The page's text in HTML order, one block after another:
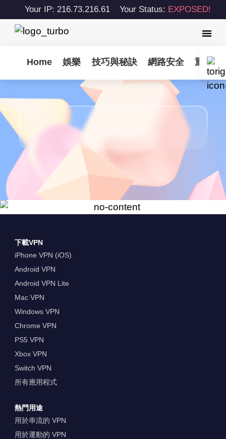
Your IP: 216.73.216.61 Your Status: EXPOSED!
Home 娛樂 技巧與秘訣 網路安全 重要更
下載VPN
iPhone VPN (iOS)
Android VPN
Android VPN Lite
Mac VPN
Windows VPN
Chrome VPN
PS5 VPN
Xbox VPN
Switch VPN
所有應用程式
熱門用途
用於串流的 VPN
用於運動的 VPN